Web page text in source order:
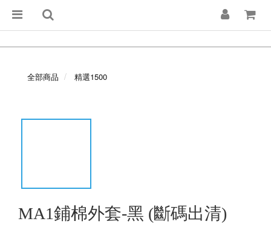
全部商品 精選1500
MA1鋪棉外套-黑 (斷碼出清)